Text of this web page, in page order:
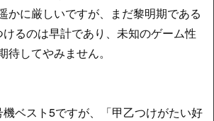
かに厳しいですが、まだ黎明期である
るのは早計であり、未知のゲーム性
待してやみません。
ベスト5ですが、「甲乙つけがたい好